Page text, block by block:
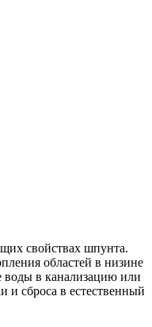
свойствах шпунта.
областей в низине
воды в канализацию или
и сброса в естественный